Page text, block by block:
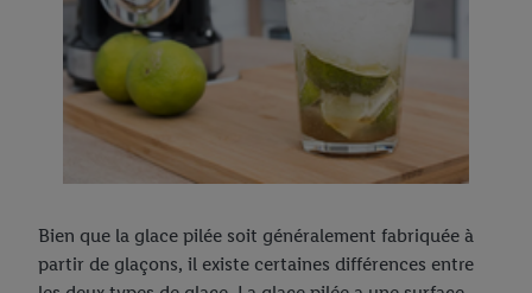
Bien que la glace pilée soit généralement fabriquée à
partir de glaçons, il existe certaines différences entre